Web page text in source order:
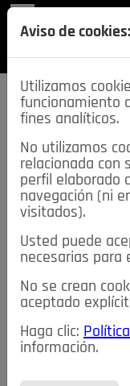
SECCIONES
≡NOTICIAS
NOTICIAS
TABLÓN DE ANUNCIOS
NOSOTROS
Aviso de cookies:
Utilizamos
funcionamiento
fines analíticos.
No utilizamos
relacionada con
perfil elaborado
navegación (ni
visitados).
Usted puede
necesarias para
No se crean
aceptado
Haga clic:
información.